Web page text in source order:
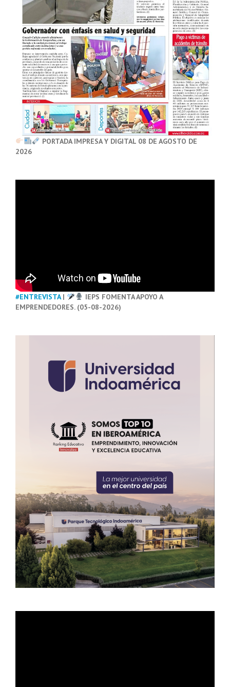
PORTADA IMPRESA Y DIGITAL 08 DE AGOSTO DE
2026
#ENTREVISTA|
IEPS FOMENTA APOYO A
EMPRENDEDORES. (05-08-2026)